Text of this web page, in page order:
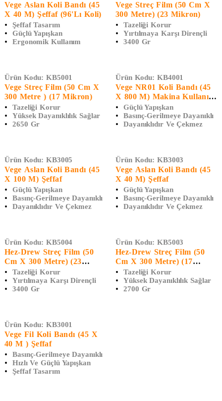
Vege Aslan Koli Bandı (45
X 40 M) Şeffaf (96'lı Koli)
Şeffaf Tasarım
Güçlü Yapışkan
Ergonomik Kullanım
Vege Streç Film (50 Cm X
300 Metre) (23 Mikron)
Tazeliği Korur
Yırtılmaya Karşı Dirençli
3400 Gr
Ürün Kodu: KB5001
Vege Streç Film (50 Cm X
300 Metre ) (17 Mikron)
Tazeliği Korur
Yüksek Dayanıklılık Sağlar
2650 Gr
Ürün Kodu: KB4001
Vege NR01 Koli Bandı (45
X 800 M) Makina Kullanımı
İçinGüçlü Yapışkan
Basınç-Gerilmeye Dayanıklı
Dayanıklıdır Ve Çekmez
Ürün Kodu: KB3005
Vege Aslan Koli Bandı (45
X 100 M) Şeffaf
Güçlü Yapışkan
Basınç-Gerilmeye Dayanıklı
Dayanıklıdır Ve Çekmez
Ürün Kodu: KB3003
Vege Aslan Koli Bandı (45
X 40 M) Şeffaf
Güçlü Yapışkan
Basınç-Gerilmeye Dayanıklı
Dayanıklıdır Ve Çekmez
Ürün Kodu: KB5004
Hez-Drew Streç Film (50
Cm X 300 Metre) (23
Mikron)
Tazeliği Korur
Yırtılmaya Karşı Dirençli
3400 Gr
Ürün Kodu: KB5003
Hez-Drew Streç Film (50
Cm X 300 Metre) (17
Mikron) 2700 GR
Tazeliği Korur
Yüksek Dayanıklılık Sağlar
2700 Gr
Ürün Kodu: KB3001
Vege Fil Koli Bandı (45 X
40 M ) Şeffaf
Basınç-Gerilmeye Dayanıklı
Hızlı Ve Güçlü Yapışkan
Şeffaf Tasarım